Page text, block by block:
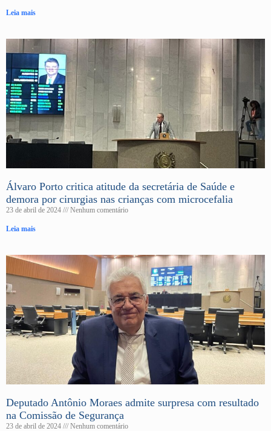
Leia mais
Álvaro Porto critica atitude da secretária de Saúde e
demora por cirurgias nas crianças com microcefalia
23 de abril de 2024 Nenhum comentário
Leia mais
Deputado Antônio Moraes admite surpresa com resultado
na Comissão de Segurança
23 de abril de 2024 Nenhum comentário